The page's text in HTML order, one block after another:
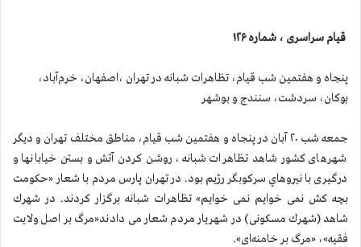
قيام سراسری ، شماره۱۲۶
پنجاه و هفتمین شب قیام، تظاهرات شبانه در تهران ،اصفهان، خرم‌آباد،
بوکان، سردشت، سنندج و بوشهر
جمعه شب ۲۰ آبان در پنجاه و هفتمین شب قیام، مناطق مختلف تهران و ديگر
شهرهای کشور شاهد تظاهرات شبانه، روشن کردن آتش و بستن خیابانها و
درگیری با نيروهاي سرکوبگر رژیم بود. در تهران پارس مردم با شعار «حکومت
بچه کش نمی خوایم نمی خوایم» تظاهرات شبانه برگزار کردند. در شهرك
شاهد (شهرك مسکونی) در شهریار مردم شعار می دادند«مرگ بر اصل ولایت
فقیه»، «مرگ بر خامنه‌ای».